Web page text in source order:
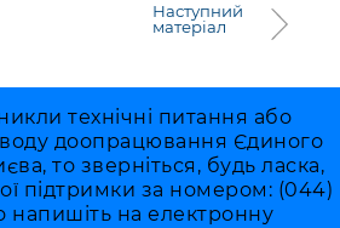
Наступний
матеріал
технічні питання або
доопрацювання Єдиного
то зверніться, будь ласка,
підтримки за номером: (044)
напишіть на електронну